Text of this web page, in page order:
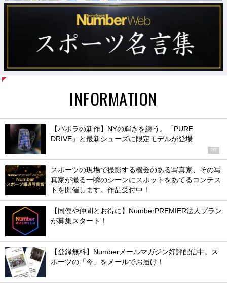
INFORMATION
【バボラの新作】NYの輝きを纏う。「PURE
DRIVE」と最新シューズに限定モデルが登場
PR
スポーツの現場で撮影する機会のある写真家、その写
真家が撮る一瞬のシーンにスポットをあてるコンテス
トを開催します。作品受付中！
【同僚や仲間とお得に】NumberPREMIER法人プラン
が募集スタート！
【登録無料】Numberメールマガジン好評配信中。ス
ポーツの「今」をメールでお届け！